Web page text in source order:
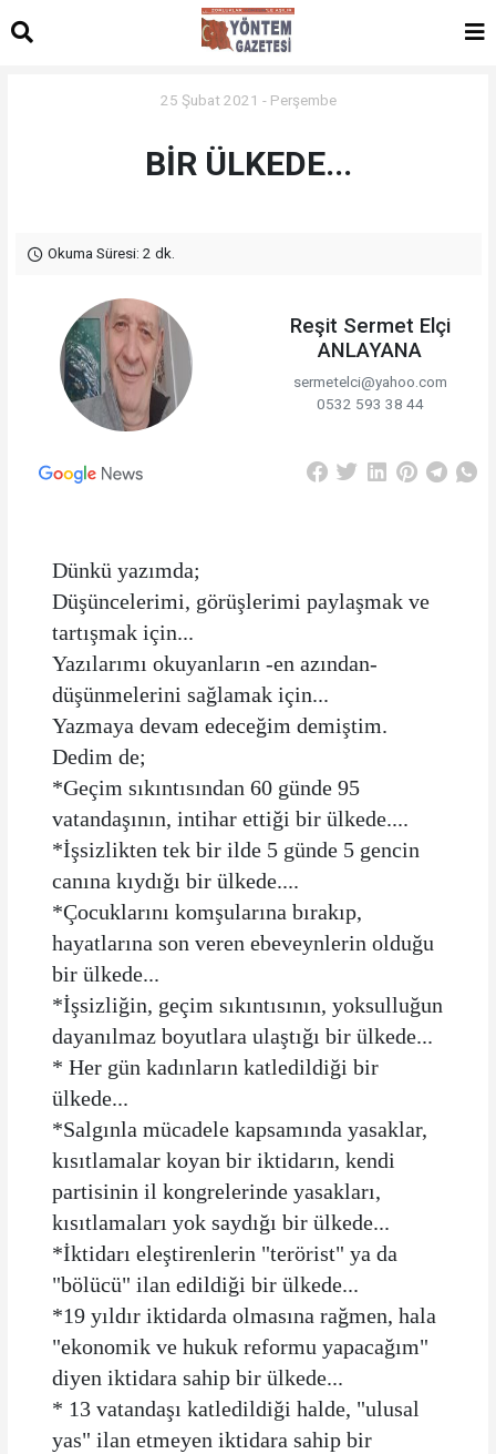
25 Şubat 2021 - Perşembe
BİR ÜLKEDE...
Okuma Süresi: 2 dk.
Reşit Sermet Elçi
ANLAYANA
sermetelci@yahoo.com
0532 593 38 44
Dünkü yazımda;
Düşüncelerimi, görüşlerimi paylaşmak ve
tartışmak için...
Yazılarımı okuyanların -en azından-
düşünmelerini sağlamak için...
Yazmaya devam edeceğim demiştim.
Dedim de;
*Geçim sıkıntısından 60 günde 95
vatandaşının, intihar ettiği bir ülkede....
*İşsizlikten tek bir ilde 5 günde 5 gencin
canına kıydığı bir ülkede....
*Çocuklarını komşularına bırakıp,
hayatlarına son veren ebeveynlerin olduğu
bir ülkede...
*İşsizliğin, geçim sıkıntısının, yoksulluğun
dayanılmaz boyutlara ulaştığı bir ülkede...
* Her gün kadınların katledildiği bir
ülkede...
*Salgınla mücadele kapsamında yasaklar,
kısıtlamalar koyan bir iktidarın, kendi
partisinin il kongrelerinde yasakları,
kısıtlamaları yok saydığı bir ülkede...
*İktidarı eleştirenlerin "terörist" ya da
"bölücü" ilan edildiği bir ülkede...
*19 yıldır iktidarda olmasına rağmen, hala
"ekonomik ve hukuk reformu yapacağım"
diyen iktidara sahip bir ülkede...
* 13 vatandaşı katledildiği halde, "ulusal
yas" ilan etmeyen iktidara sahip bir